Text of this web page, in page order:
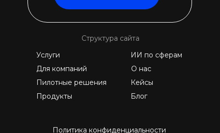
Политика конфиденциальности
Блог
Продукты
Для компаний
ИИ по сферам
Пилотные решения
Услуги
Кейсы
О нас
Структура сайта